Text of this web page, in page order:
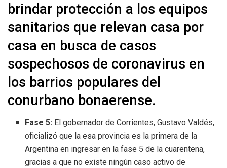
brindar protección a los equipos
sanitarios que relevan casa por
casa en busca de casos
sospechosos de coronavirus en
los barrios populares del
conurbano bonaerense.
Fase 5: El gobernador de Corrientes, Gustavo Valdés,
oficializó que la esa provincia es la primera de la
Argentina en ingresar en la fase 5 de la cuarentena,
gracias a que no existe ningún caso activo de